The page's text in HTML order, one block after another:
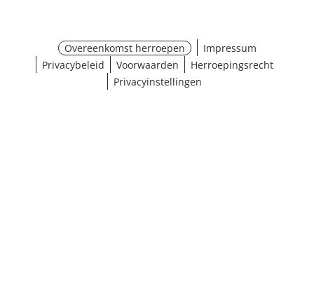
Overeenkomst herroepen
Impressum
Privacybeleid
Voorwaarden
Herroepingsrecht
Privacyinstellingen